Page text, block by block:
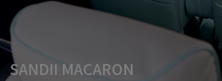
SANDII MACARON